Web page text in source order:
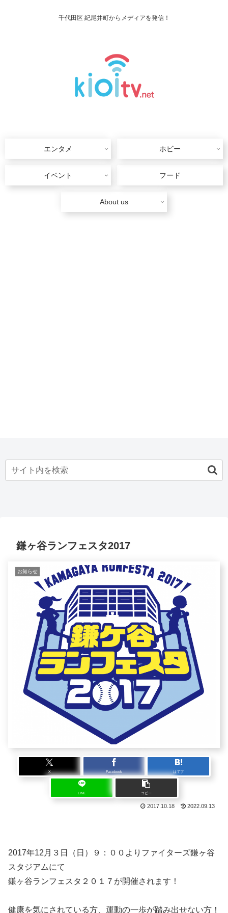
千代田区 紀尾井町からメディアを発信！
エンタメ ホビー
イベント フード
About us
鎌ヶ谷ランフェスタ2017
お知らせ
X Facebook はてブ
LINE コピー
2017.10.18 2022.09.13
2017年12月３日（日）９：００よりファイターズ鎌ヶ谷
スタジアムにて
鎌ヶ谷ランフェスタ２０１７が開催されます！
健康を気にされている方、運動の一歩が踏み出せない方！